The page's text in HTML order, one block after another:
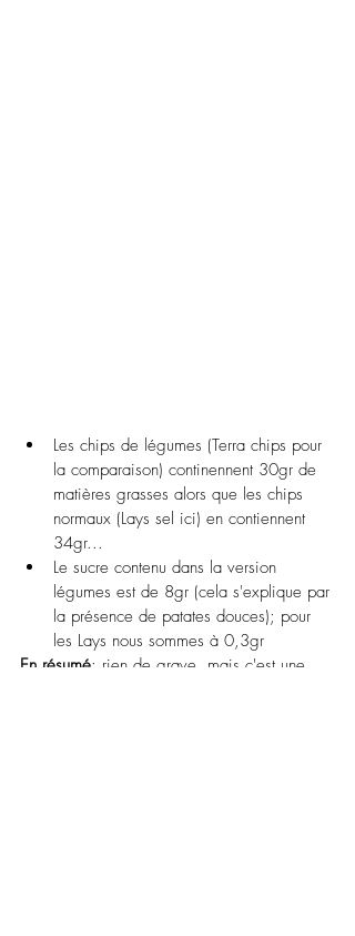
Les chips de légumes (Terra chips pour
la comparaison) continennent 30gr de
matières grasses alors que les chips
normaux (Lays sel ici) en contiennent
34gr...
Le sucre contenu dans la version
légumes est de 8gr (cela s'explique par
la présence de patates douces); pour
les Lays nous sommes à 0,3gr
En résumé: rien de grave, mais c'est une